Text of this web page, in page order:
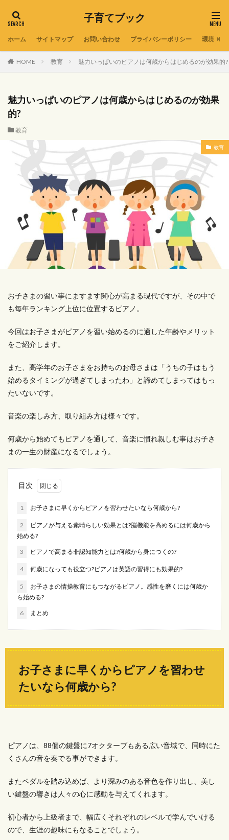
子育てブック
ホーム サイトマップ お問い合わせ プライバシーポリシー 環境
HOME 教育 魅力いっぱいのピアノは何歳からはじめるのが効果的?
魅力いっぱいのピアノは何歳からはじめるのが効果
的?
教育
教育
お子さまの習い事にますます関心が高まる現代ですが、その中で
も毎年ランキング上位に位置するピアノ。
今回はお子さまがピアノを習い始めるのに適した年齢やメリット
をご紹介します。
また、高学年のお子さまをお持ちのお母さまは「うちの子はもう
始めるタイミングが過ぎてしまったわ」と諦めてしまってはもっ
たいないです。
音楽の楽しみ方、取り組み方は様々です。
何歳から始めてもピアノを通して、音楽に慣れ親しむ事はお子さ
まの一生の財産になるでしょう。
目次
1 お子さまに早くからピアノを習わせたいなら何歳から?
2
ピアノが与える素晴らしい効果とは?脳機能を高めるには何歳から
始める?
3 ピアノで高まる非認知能力とは?何歳から身につくの?
4 何歳になっても役立つ?ピアノは英語の習得にも効果的?
5
お子さまの情操教育にもつながるピアノ。感性を磨くには何歳か
ら始める?
6 まとめ
お子さまに早くからピアノを習わせ
たいなら何歳から?
ピアノは、88個の鍵盤に7オクターブもある広い音域で、同時にた
くさんの音を奏でる事ができます。
またペダルを踏み込めば、より深みのある音色を作り出し、美し
い鍵盤の響きは人々の心に感動を与えてくれます。
初心者から上級者まで、幅広くそれぞれのレベルで学んでいける
ので、生涯の趣味にもなることでしょう。